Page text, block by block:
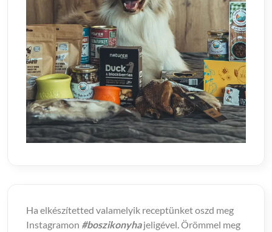
Ha elkészítetted valamelyik receptünket oszd meg
Instagramon #boszikonyhajeligével. Örömmel meg